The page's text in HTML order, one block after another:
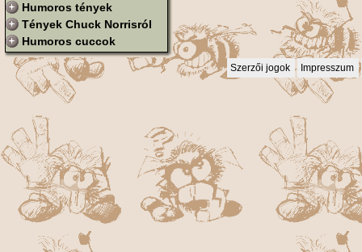
Humoros tények
Tények Chuck Norrisról
Humoros cuccok
Szerzői jogok Impresszum